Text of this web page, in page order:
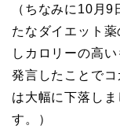
（ちなみに10月
たなダイエット
しカロリーの高
発言したことで
は大幅に下落し
す。）